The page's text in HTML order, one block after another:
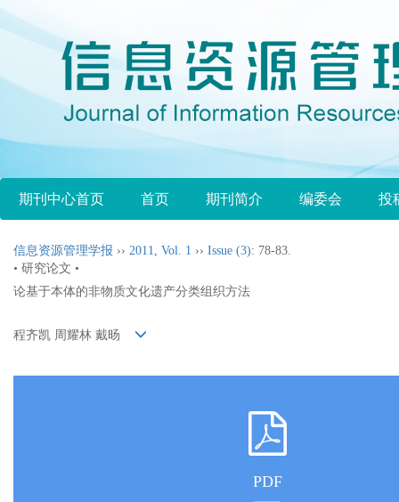
期刊中心首页 首页 期刊简介 编委会 投
信息资源管理学报 ›› 2011, Vol. 1 ›› Issue (3): 78-83.
• 研究论文 •
论基于本体的非物质文化遗产分类组织方法
程齐凯 周耀林 戴旸
PDF